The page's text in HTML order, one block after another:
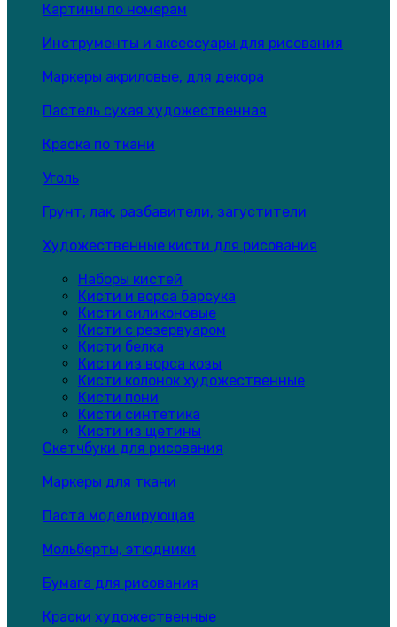
Картины по номерам
Инструменты и аксессуары для рисования
Маркеры акриловые, для декора
Пастель сухая художественная
Краска по ткани
Уголь
Грунт, лак, разбавители, загустители
Художественные кисти для рисования
Наборы кистей
Кисти и ворса барсука
Кисти силиконовые
Кисти с резервуаром
Кисти белка
Кисти из ворса козы
Кисти колонок художественные
Кисти пони
Кисти синтетика
Кисти из щетины
Скетчбуки для рисования
Маркеры для ткани
Паста моделирующая
Мольберты, этюдники
Бумага для рисования
Краски художественные